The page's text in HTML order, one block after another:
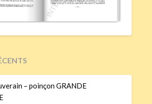
– poinçon GRANDE